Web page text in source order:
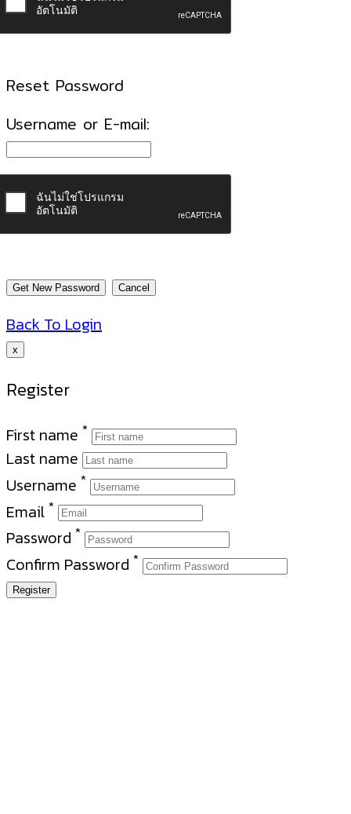
Reset Password
Username or E-mail:
Back To Login
x
Register
First name *
Last name
Username *
Email *
Password *
Confirm Password *
Register